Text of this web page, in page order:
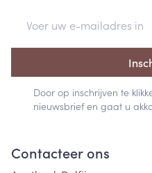
Door op inschrijven te
nieuwsbrief en gaat u
Contacteer ons